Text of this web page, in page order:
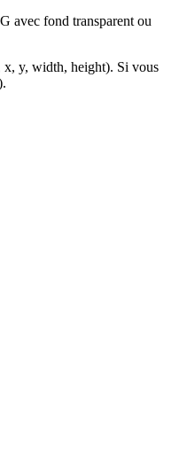
avec fond transparent ou
x, y, width, height). Si vous